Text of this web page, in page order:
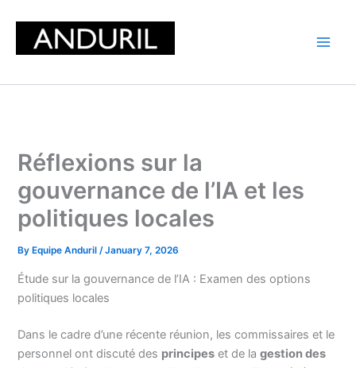
content
Réflexions sur la
gouvernance de l’IA et les
politiques locales
By Equipe Anduril/January 7, 2026
Étude sur la gouvernance de l’IA : Examen des options
politiques locales
Dans le cadre d’une récente réunion, les commissaires et le
personnel ont discuté des principes et de lagestion des